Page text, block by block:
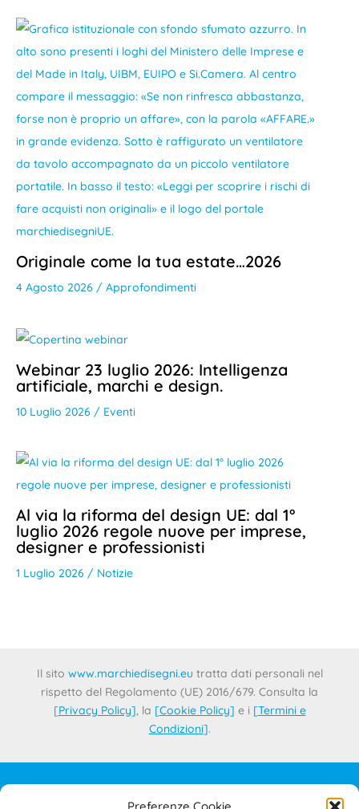
Originale come la tua estate…2026
4 Agosto 2026 / Approfondimenti
Webinar 23 luglio 2026: Intelligenza
artificiale, marchi e design.
10 Luglio 2026 / Eventi
Al via la riforma del design UE: dal 1°
luglio 2026 regole nuove per imprese,
designer e professionisti
1 Luglio 2026 / Notizie
Il sito www.marchiedisegni.eu tratta dati personali nel
rispetto del Regolamento (UE) 2016/679. Consulta la
[Privacy Policy], la [Cookie Policy] e i [Termini e
Condizioni].